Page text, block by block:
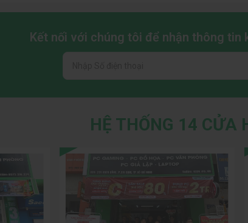
Kết nối với chúng tôi để nhận thông tin
HỆ THỐNG 14 CỬA